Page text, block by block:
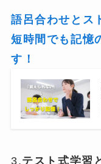
語呂合わせとス
短時間でも記憶
す！
3.テスト式学習